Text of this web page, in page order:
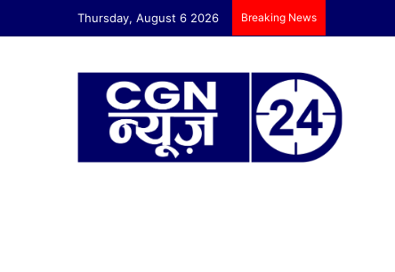
Thursday, August 6 2026 Breaking News